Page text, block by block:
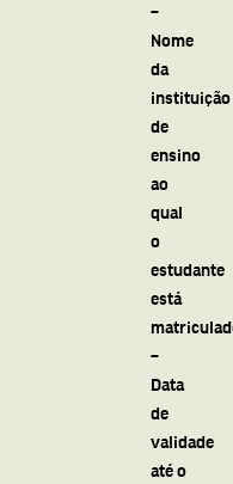
–
Nome
da
instituição
de
ensino
ao
qual
o
estudante
está
–
Data
de
validade
até o